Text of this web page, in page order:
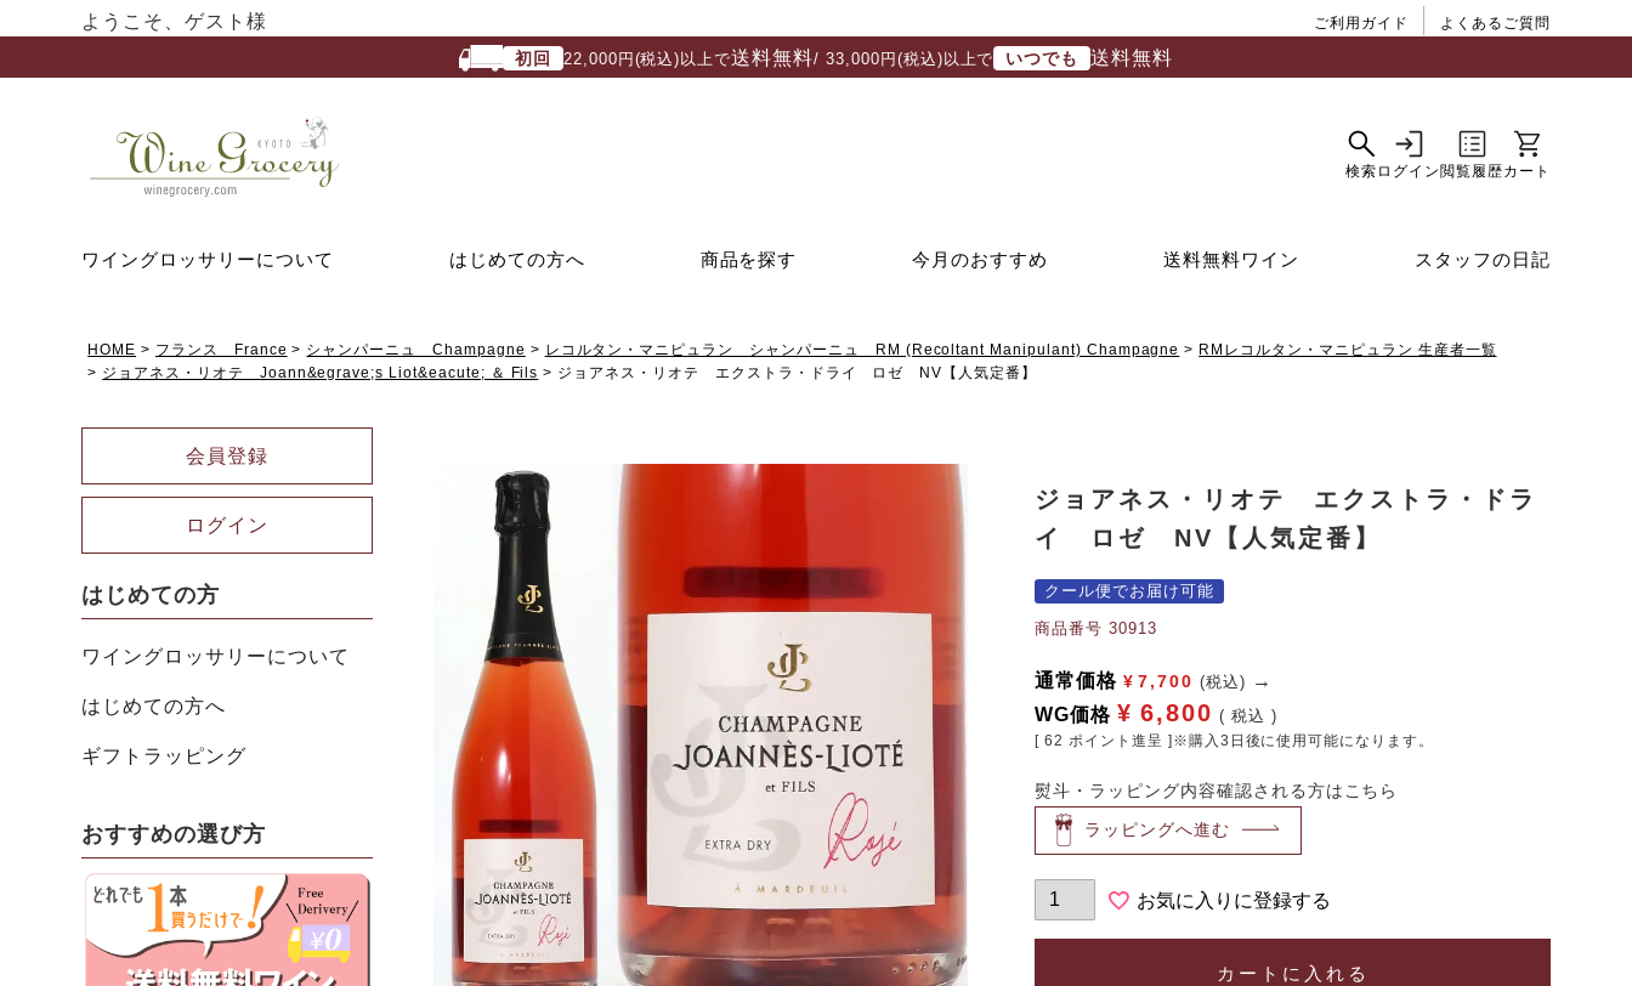
ようこそ、ゲスト様 ご利用ガイド よくあるご質問
初回 22,000円(税込)以上で送料無料/ 33,000円(税込)以上で いつでも 送料無料
ワイングロッサリーについて はじめての方へ 商品を探す 今月のおすすめ 送料無料ワイン スタッフの日記
HOME フランス France シャンパーニュ Champagne レコルタン・マニピュラン シャンパーニュ RM (Recoltant Manipulant) Champagne
RMレコルタン・マニピュラン 生産者一覧
ジョアネス・リオテ Joann&egrave;s Liot&eacute; ＆ Fils
ジョアネス・リオテ エクストラ・ドライ ロゼ NV【人気定番】
会員登録
ログイン
はじめての方
ワイングロッサリーについて
はじめての方へ
ギフトラッピング
おすすめの選び方
ジョアネス・リオテ エクストラ・ドラ
イ ロゼ NV【人気定番】
クール便でお届け可能
商品番号 30913
通常価格 ¥ 7,700 (税込)
WG価格 ¥ 6,800 税込
[ 62 ポイント進呈 ]※購入3日後に使用可能になります。
熨斗・ラッピング内容確認される方はこちら
ラッピングへ進む
お気に入りに登録する
カートに入れる